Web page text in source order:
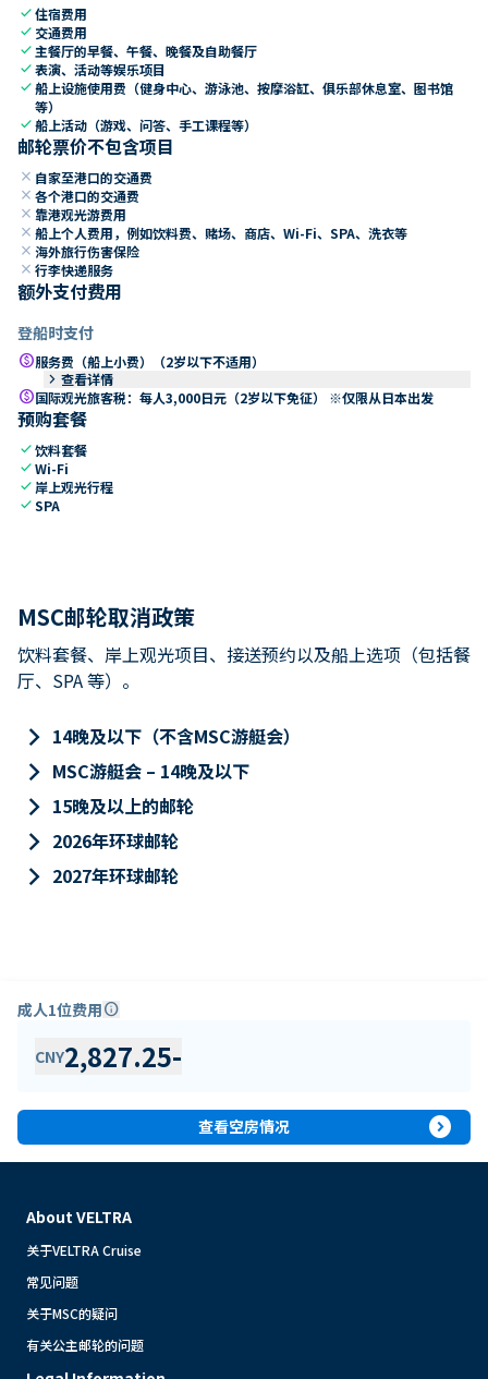
check住宿费用
check 交通费用
check 主餐厅的早餐、午餐、晚餐及自助餐厅
check表演、活动等娱乐项目
check船上设施使用费（健身中心、游泳池、按摩浴缸、俱乐部休息室、图书馆
等）
check船上活动（游戏、问答、手工课程等）
邮轮票价不包含项目
close 自家至港口的交通费
close 各个港口的交通费
close 靠港观光游费用
close 船上个人费用，例如饮料费、赌场、商店、Wi-Fi、SPA、洗衣等
close 海外旅行伤害保险
close 行李快递服务
额外支付费用
登船时支付
paid服务费（船上小费）（2岁以下不适用）
keyboard_arrow_right 查看详情
paid国际观光旅客税：每人3,000日元（2岁以下免征） ※仅限从日本出发
预购套餐
check饮料套餐
checkWi-Fi
check 岸上观光行程
checkSPA
MSC邮轮取消政策
饮料套餐、岸上观光项目、接送预约以及船上选项（包括餐
厅、SPA 等）。
keyboard_arrow_right 14晚及以下（不含MSC游艇会）
keyboard_arrow_right MSC游艇会 – 14晚及以下
keyboard_arrow_right 15晚及以上的邮轮
keyboard_arrow_right 2026年环球邮轮
keyboard_arrow_right 2027年环球邮轮
成人1位费用info
CNY2,827.25-
查看空房情况 expand_circle_right
About VELTRA
关于VELTRA Cruise
常见问题
关于MSC的疑问
有关公主邮轮的问题